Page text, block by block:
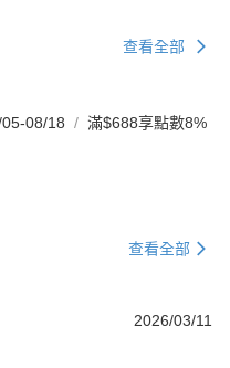
查看全部
08/18
滿$688享點數8%
查看全部
2026/03/11